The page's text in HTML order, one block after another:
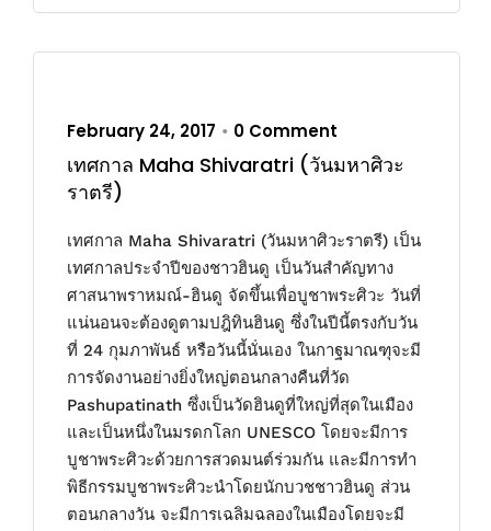
February 24, 2017 • 0 Comment
เทศกาล Maha Shivaratri (วันมหาศิวะ
ราตรี)
เทศกาล Maha Shivaratri (วันมหาศิวะราตรี) เป็น
เทศกาลประจำปีของชาวฮินดู เป็นวันสำคัญทาง
ศาสนาพราหมณ์-ฮินดู จัดขึ้นเพื่อบูชาพระศิวะ วันที่
แน่นอนจะต้องดูตามปฎิทินฮินดู ซึ่งในปีนี้ตรงกับวัน
ที่ 24 กุมภาพันธ์ หรือวันนี้นั่นเอง ในกาฐมาณฑุจะมี
การจัดงานอย่างยิ่งใหญ่ตอนกลางคืนที่วัด
Pashupatinath ซึ่งเป็นวัดฮินดูที่ใหญ่ที่สุดในเมือง
และเป็นหนึ่งในมรดกโลก UNESCO โดยจะมีการ
บูชาพระศิวะด้วยการสวดมนต์ร่วมกัน และมีการทำ
พิธีกรรมบูชาพระศิวะนำโดยนักบวชชาวฮินดู ส่วน
ตอนกลางวัน จะมีการเฉลิมฉลองในเมืองโดยจะมี